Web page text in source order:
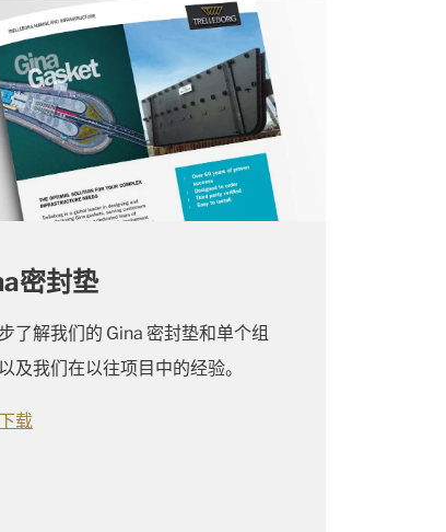
密封垫
了解我们的 Gina 密封垫和单个组
及我们在以往项目中的经验。
载